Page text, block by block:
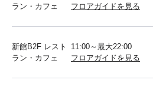
ラン・カフェ
フロアガイドを見る
新館B2F レスト
ラン・カフェ
11:00～最大22:00
フロアガイドを見る